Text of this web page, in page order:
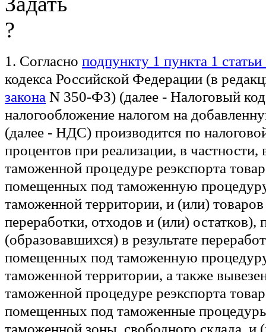
1. Согласно подпункту 1 пункта 1
кодекса Российской Федерации (в
закона N 350-ФЗ) (далее - Налоговый
налогообложение налогом на
(далее - НДС) производится по
процентов при реализации, в
таможенной процедуре реэкспорта
помещенных под таможенную
таможенной территории, и (или)
переработки, отходов и (или) остатков),
(образовавшихся) в результате
помещенных под таможенную
таможенной территории, а также
таможенной процедуре реэкспорта
помещенных под таможенные